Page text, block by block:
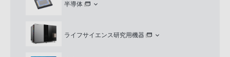
半導体
ライフサイエンス研究用機器